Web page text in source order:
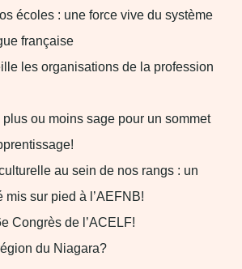
écoles : une force vive du système
française
les organisations de la profession
ou moins sage pour un sommet
au sein de nos rangs : un
mis sur pied à l’AEFNB!
Congrès de l’ACELF!
du Niagara?